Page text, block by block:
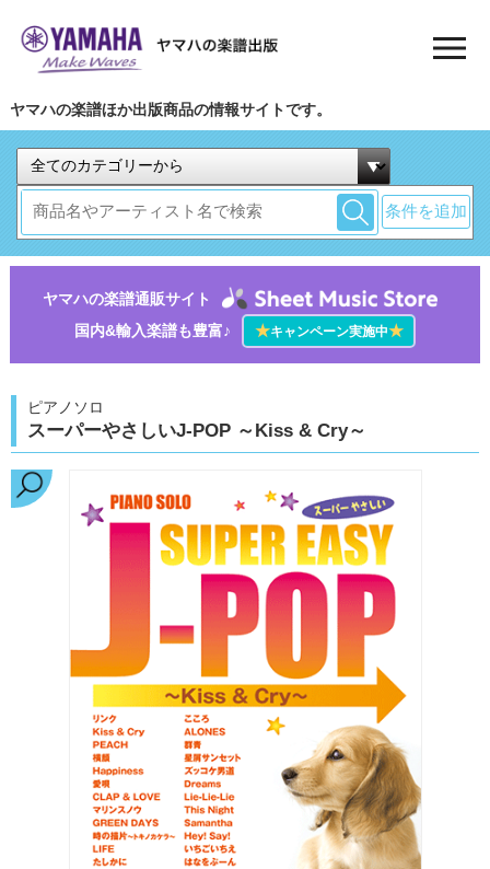
ヤマハの楽譜ほか出版商品の情報サイトです。
条件を追加
ヤマハの楽譜通販サイト
国内&輸入楽譜も豊富♪
★キャンペーン実施中★
ピアノソロ
スーパーやさしいJ-POP ～Kiss & Cry～